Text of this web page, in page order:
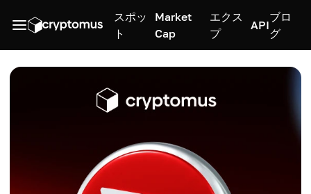
スポッ
ト
Market
Cap
エクス
プ
API
ブロ
グ